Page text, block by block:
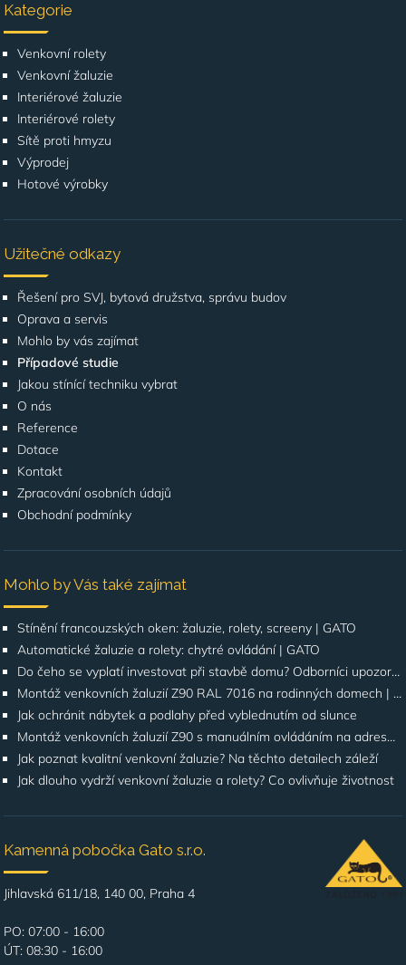
Kategorie
Venkovní rolety
Venkovní žaluzie
Interiérové žaluzie
Interiérové rolety
Sítě proti hmyzu
Výprodej
Hotové výrobky
Užitečné odkazy
Řešení pro SVJ, bytová družstva, správu budov
Oprava a servis
Mohlo by vás zajímat
Případové studie
Jakou stínící techniku vybrat
O nás
Reference
Dotace
Kontakt
Zpracování osobních údajů
Obchodní podmínky
Mohlo by Vás také zajímat
Stínění francouzských oken: žaluzie, rolety, screeny | GATO
Automatické žaluzie a rolety: chytré ovládání | GATO
Do čeho se vyplatí investovat při stavbě domu? Odborníci upozorňují na stínění oken
Montáž venkovních žaluzií Z90 RAL 7016 na rodinných domech | Případová studie
Jak ochránit nábytek a podlahy před vyblednutím od slunce
Montáž venkovních žaluzií Z90 s manuálním ovládáním na adrese Štúrova, Praha 4
Jak poznat kvalitní venkovní žaluzie? Na těchto detailech záleží
Jak dlouho vydrží venkovní žaluzie a rolety? Co ovlivňuje životnost
Kamenná pobočka Gato s.r.o.
Jihlavská 611/18, 140 00, Praha 4
PO: 07:00 - 16:00
ÚT: 08:30 - 16:00